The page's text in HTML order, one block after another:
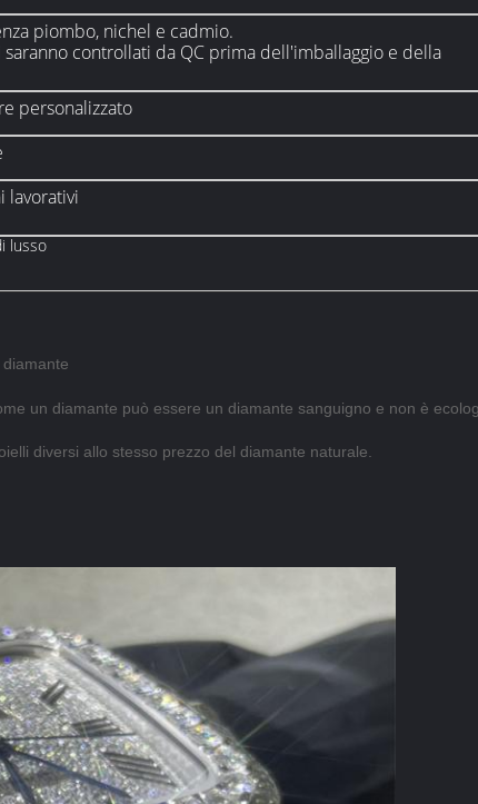
piombo, nichel e cadmio.
controllati da QC prima dell'imballaggio e della
personalizzato
lavorativi
lusso
un diamante può essere un diamante sanguigno e non è
diversi allo stesso prezzo del diamante naturale.